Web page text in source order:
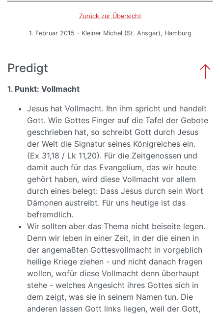
Zurück zur Übersicht
1. Februar 2015 - Kleiner Michel (St. Ansgar), Hamburg
Predigt
1. Punkt: Vollmacht
Jesus hat Vollmacht. Ihn ihm spricht und handelt
Gott. Wie Gottes Finger auf die Tafel der Gebote
geschrieben hat, so schreibt Gott durch Jesus
der Welt die Signatur seines Königreiches ein.
(Ex 31,18 / Lk 11,20). Für die Zeitgenossen und
damit auch für das Evangelium, das wir heute
gehört haben, wird diese Vollmacht vor allem
durch eines belegt: Dass Jesus durch sein Wort
Dämonen austreibt. Für uns heutige ist das
befremdlich.
Wir sollten aber das Thema nicht beiseite legen.
Denn wir leben in einer Zeit, in der die einen in
der angemaßten Gottesvollmacht in vorgeblich
heilige Kriege ziehen - und nicht danach fragen
wollen, wofür diese Vollmacht denn überhaupt
stehe - welches Angesicht ihres Gottes sich in
dem zeigt, was sie in seinem Namen tun. Die
anderen lassen Gott links liegen, weil der Gott,